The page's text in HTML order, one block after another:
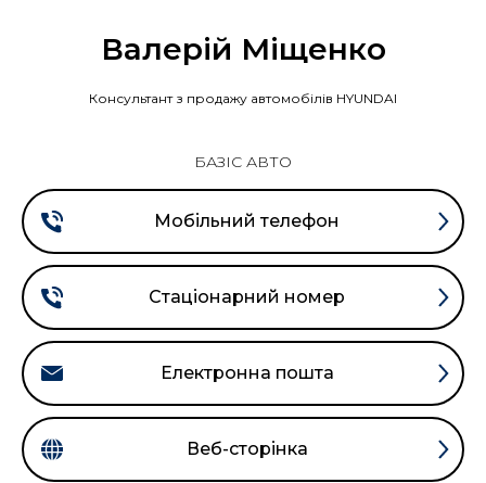
Валерій Міщенко
Консультант з продажу автомобілів HYUNDAI
БАЗІС АВТО
Мобільний телефон
Стаціонарний номер
Електронна пошта
Веб-сторінка